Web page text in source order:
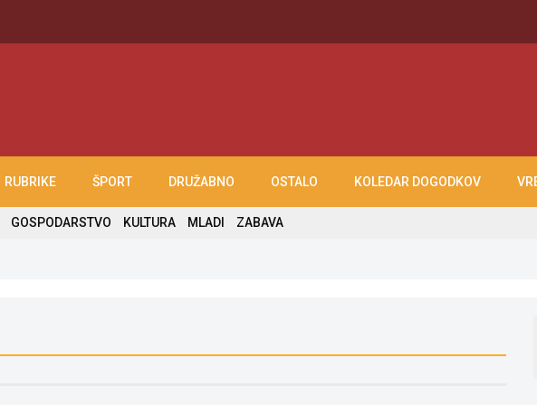
RUBRIKE ŠPORT DRUŽABNO OSTALO KOLEDAR DOGODKOV
GOSPODARSTVO KULTURA MLADI ZABAVA